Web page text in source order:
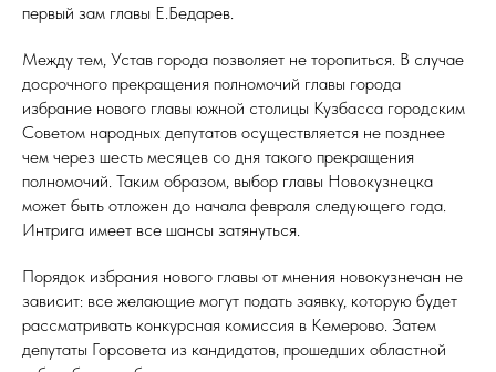
первый зам главы Е.Бедарев.
Между тем, Устав города позволяет не торопиться. В случае
досрочного прекращения полномочий главы города
избрание нового главы южной столицы Кузбасса городским
Советом народных депутатов осуществляется не позднее
чем через шесть месяцев со дня такого прекращения
полномочий. Таким образом, выбор главы Новокузнецка
может быть отложен до начала февраля следующего года.
Интрига имеет все шансы затянуться.
Порядок избрания нового главы от мнения новокузнечан не
зависит: все желающие могут подать заявку, которую будет
рассматривать конкурсная комиссия в Кемерово. Затем
депутаты Горсовета из кандидатов, прошедших областной